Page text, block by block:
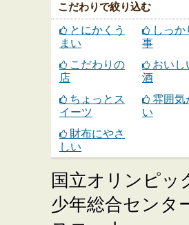
こだわりで絞り込む
とにかくう
まい
しっか
事
こだわりの
店
おいし
酒
ちょっとス
イーツ
雰囲気
い
財布にやさ
しい
国立オリンピッ
少年総合センタ